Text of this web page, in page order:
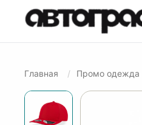
Главная Промо одежда